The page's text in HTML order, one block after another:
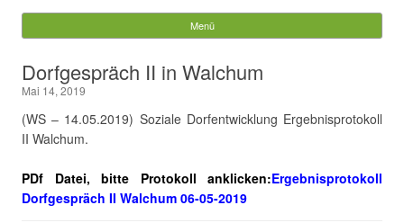
Gemeinde Walchum
nach:
Menü
Dorfgespräch II in Walchum
Mai 14, 2019
(WS – 14.05.2019) Soziale Dorfentwicklung Ergebnisprotokoll
II Walchum.
PDf Datei, bitte Protokoll anklicken:Ergebnisprotokoll
Dorfgespräch II Walchum 06-05-2019